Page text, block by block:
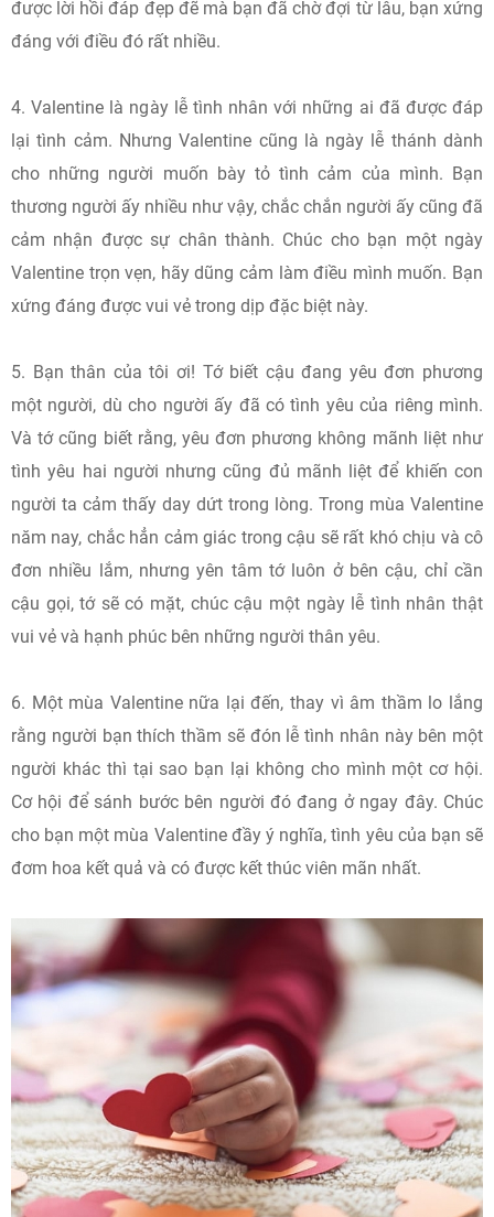
được lời hồi đáp đẹp đẽ mà bạn đã chờ đợi từ lâu, bạn xứng
đáng với điều đó rất nhiều.
4. Valentine là ngày lễ tình nhân với những ai đã được đáp
lại tình cảm. Nhưng Valentine cũng là ngày lễ thánh dành
cho những người muốn bày tỏ tình cảm của mình. Bạn
thương người ấy nhiều như vậy, chắc chắn người ấy cũng đã
cảm nhận được sự chân thành. Chúc cho bạn một ngày
Valentine trọn vẹn, hãy dũng cảm làm điều mình muốn. Bạn
xứng đáng được vui vẻ trong dịp đặc biệt này.
5. Bạn thân của tôi ơi! Tớ biết cậu đang yêu đơn phương
một người, dù cho người ấy đã có tình yêu của riêng mình.
Và tớ cũng biết rằng, yêu đơn phương không mãnh liệt như
tình yêu hai người nhưng cũng đủ mãnh liệt để khiến con
người ta cảm thấy day dứt trong lòng. Trong mùa Valentine
năm nay, chắc hẳn cảm giác trong cậu sẽ rất khó chịu và cô
đơn nhiều lắm, nhưng yên tâm tớ luôn ở bên cậu, chỉ cần
cậu gọi, tớ sẽ có mặt, chúc cậu một ngày lễ tình nhân thật
vui vẻ và hạnh phúc bên những người thân yêu.
6. Một mùa Valentine nữa lại đến, thay vì âm thầm lo lắng
rằng người bạn thích thầm sẽ đón lễ tình nhân này bên một
người khác thì tại sao bạn lại không cho mình một cơ hội.
Cơ hội để sánh bước bên người đó đang ở ngay đây. Chúc
cho bạn một mùa Valentine đầy ý nghĩa, tình yêu của bạn sẽ
đơm hoa kết quả và có được kết thúc viên mãn nhất.